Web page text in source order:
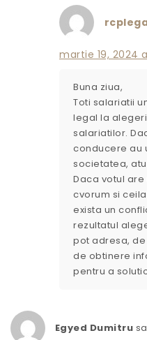
martie 19, 2024
Buna ziua,
Toti salariatii
legal la
salariatilor.
conducere au
societatea,
Daca votul
cvorum si
exista un
rezultatul
pot adresa,
de obtinere
pentru a
Egyed Dumitru